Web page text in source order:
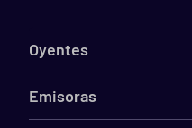
Oyentes
Emisoras